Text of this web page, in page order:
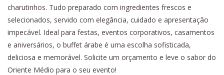
charutinhos. Tudo preparado com ingredientes frescos e
selecionados, servido com elegância, cuidado e apresentação
impecável. Ideal para festas, eventos corporativos, casamentos
e aniversários, o buffet árabe é uma escolha sofisticada,
deliciosa e memorável. Solicite um orçamento e leve o sabor do
Oriente Médio para o seu evento!